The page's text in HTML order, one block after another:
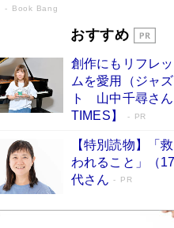
Book Bang
「叱って伸びるやつは、褒め
た“人を育てるコツ”…芸への
す
Book Bang
「『火垂るの墓』は、大嘘である
続けた“自責の念”とは…「自己憐
い」監督が徹底的にこだわったこ
戦争の記憶
Book Bang
美輪明宏 晩年の回答を集めた『
るための人生相談』がランクイン
メントベストセラー］
Book Bang
おすすめ
創作にもリフレ
ムを愛用（ジャ
ト 山中千尋さ
TIMES】
PR
【特別読物】「
われること」（
代さん
PR